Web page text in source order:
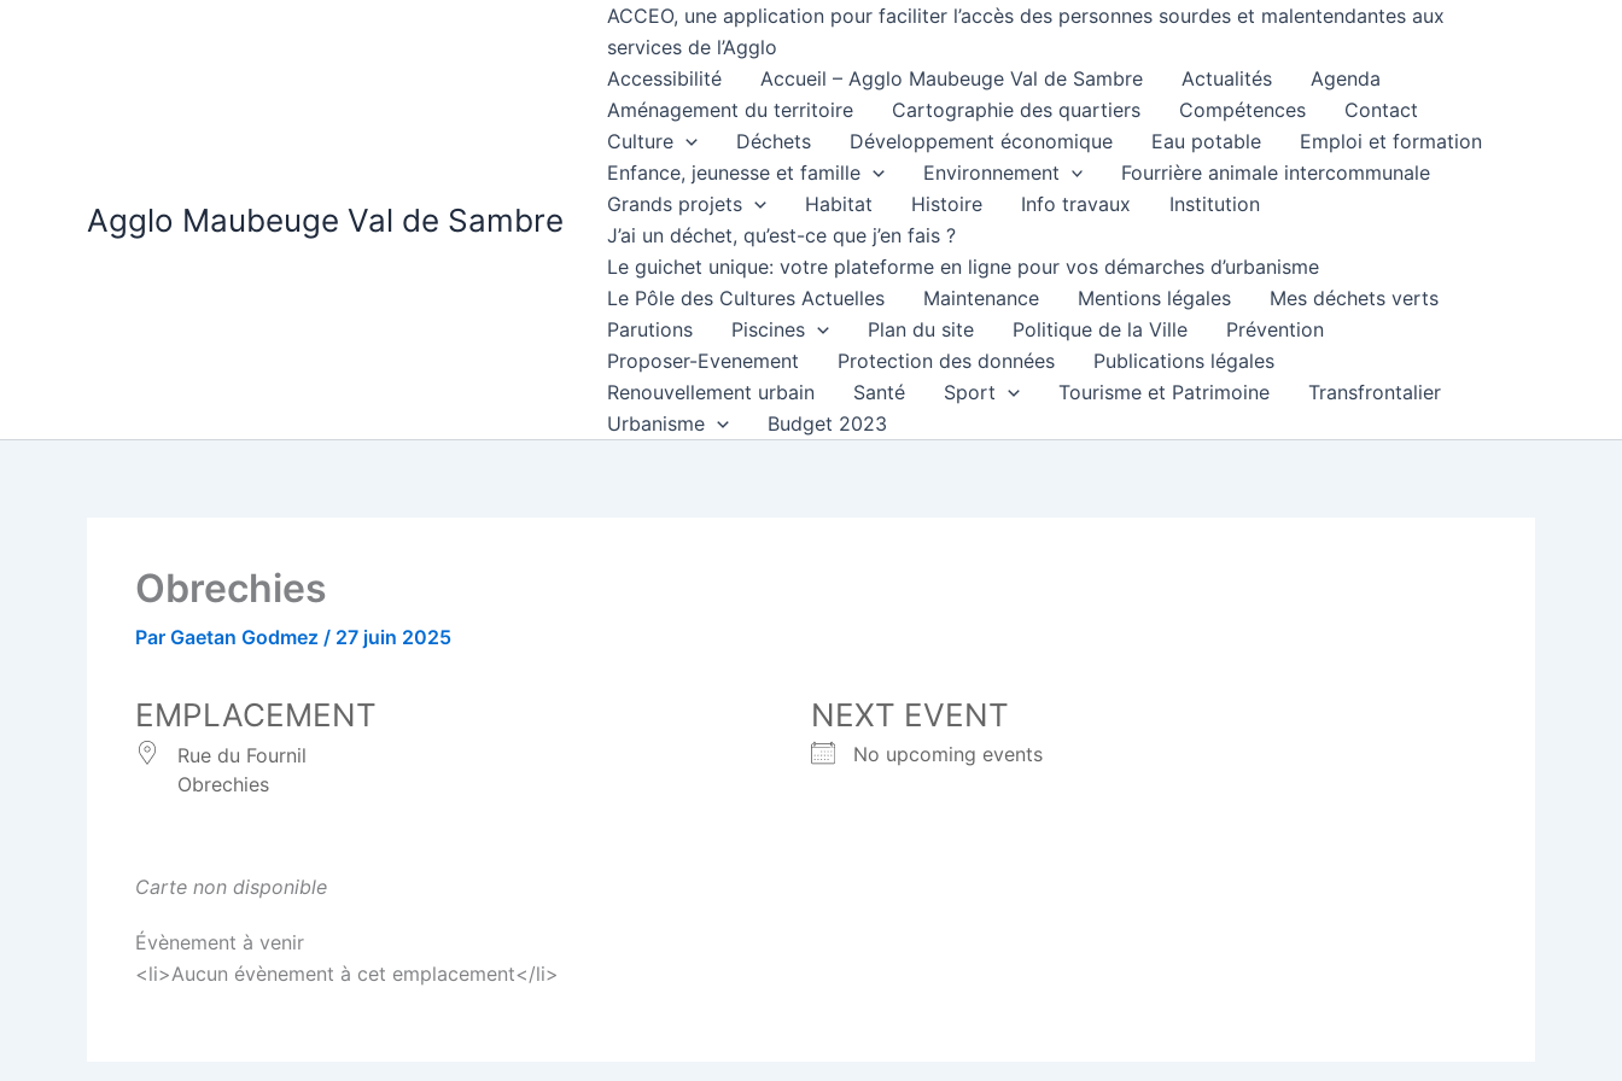
Agglo Maubeuge Val de Sambre
ACCEO, une application pour faciliter l’accès des personnes sourdes et malentendantes aux
services de l’Agglo
Accessibilité
Accueil – Agglo Maubeuge Val de Sambre Actualités
Agenda
Aménagement du territoire
Cartographie des quartiers Compétences
Contact
Culture
Déchets Développement économique Eau potable
Emploi et formation
Enfance, jeunesse et famille
Environnement
Fourrière animale intercommunale
Grands projets
Habitat Histoire Info travaux
Institution
J’ai un déchet, qu’est-ce que j’en fais ?
Le guichet unique: votre plateforme en ligne pour vos démarches d’urbanisme
Le Pôle des Cultures Actuelles
Maintenance Mentions légales
Mes déchets verts
Parutions
Piscines Plan du site Politique de la Ville
Prévention
Proposer-Evenement
Protection des données
Publications légales
Renouvellement urbain
Santé Sport Tourisme et Patrimoine
Transfrontalier
Urbanisme
Budget 2023
Obrechies
Par Gaetan Godmez / 27 juin 2025
EMPLACEMENT
Rue du Fournil
Obrechies
NEXT EVENT
No upcoming events
Carte non disponible
Évènement à venir
<li>Aucun évènement à cet emplacement</li>